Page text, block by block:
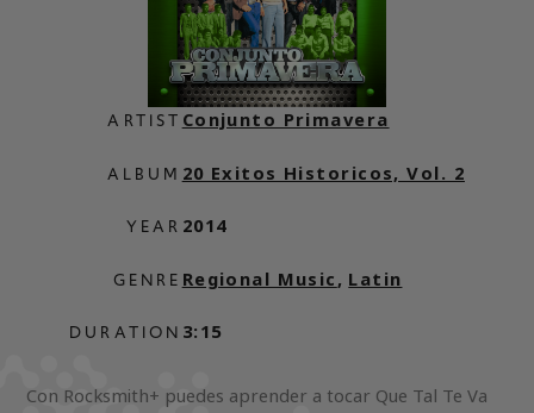
ARTIST
ALBUM
YEAR
GENRE
DURATION
Conjunto Primavera
20 Exitos Historicos, Vol. 2
2014
Regional Music, Latin
3:15
Con Rocksmith+ puedes aprender a tocar Que Tal Te Va